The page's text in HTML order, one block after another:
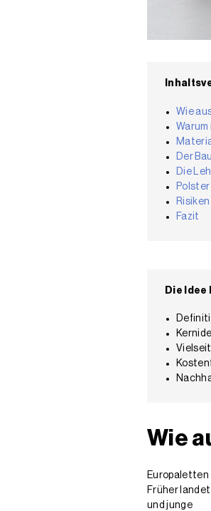
Wie
Der
Die
Fazit
Die
Wie
Europaletten
Früher
und junge